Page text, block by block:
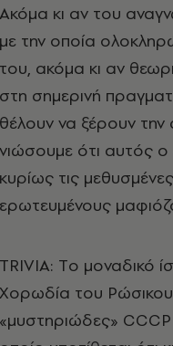
Aκόμα κι αν του
με την οποία
του, ακόμα κι αν
στη σημερινή
θέλουν να ξέρουν
νιώσουμε ότι αυτός
κυρίως τις
ερωτευμένους
TRIVIA: Tο μοναδικό
Xορωδία του
«μυστηριώδες»